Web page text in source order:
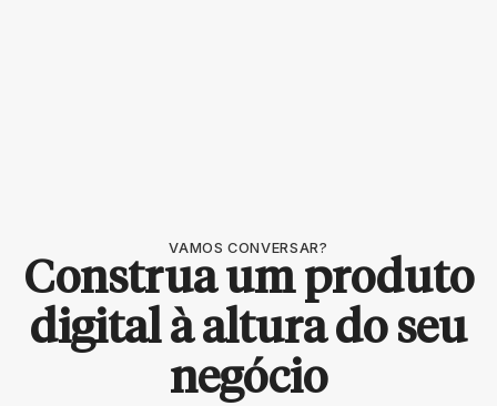
VAMOS CONVERSAR?
Construa um produto
digital à altura do seu
negócio